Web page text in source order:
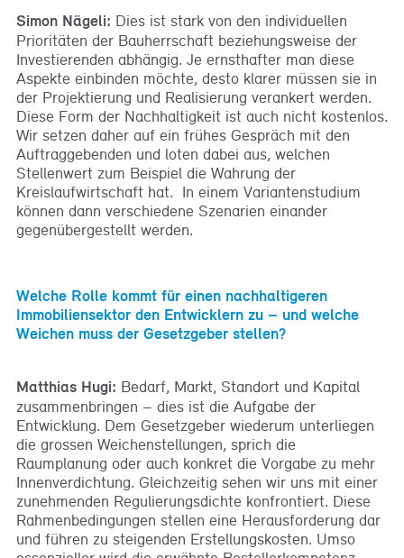
Simon Nägeli: Dies ist stark von den individuellen
Prioritäten der Bauherrschaft beziehungsweise der
Investierenden abhängig. Je ernsthafter man diese
Aspekte einbinden möchte, desto klarer müssen sie in
der Projektierung und Realisierung verankert werden.
Diese Form der Nachhaltigkeit ist auch nicht kostenlos.
Wir setzen daher auf ein frühes Gespräch mit den
Auftraggebenden und loten dabei aus, welchen
Stellenwert zum Beispiel die Wahrung der
Kreislaufwirtschaft hat. In einem Variantenstudium
können dann verschiedene Szenarien einander
gegenübergestellt werden.
Welche Rolle kommt für einen nachhaltigeren
Immobiliensektor den Entwicklern zu – und welche
Weichen muss der Gesetzgeber stellen?
Matthias Hugi: Bedarf, Markt, Standort und Kapital
zusammenbringen – dies ist die Aufgabe der
Entwicklung. Dem Gesetzgeber wiederum unterliegen
die grossen Weichenstellungen, sprich die
Raumplanung oder auch konkret die Vorgabe zu mehr
Innenverdichtung. Gleichzeitig sehen wir uns mit einer
zunehmenden Regulierungsdichte konfrontiert. Diese
Rahmenbedingungen stellen eine Herausforderung dar
und führen zu steigenden Erstellungskosten. Umso